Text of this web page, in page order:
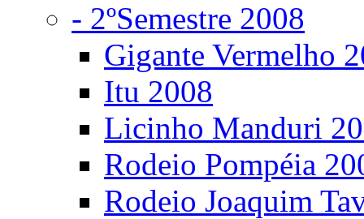
- 2ºSemestre 2008
Gigante Vermelho
Itu 2008
Licinho Manduri
Rodeio Pompéia
Rodeio Joaquim